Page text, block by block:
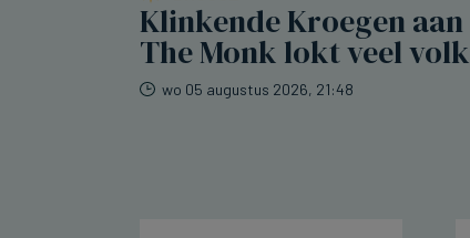
Klinkende Kroegen aan
The Monk lokt veel volk
wo 05 augustus 2026, 21:48